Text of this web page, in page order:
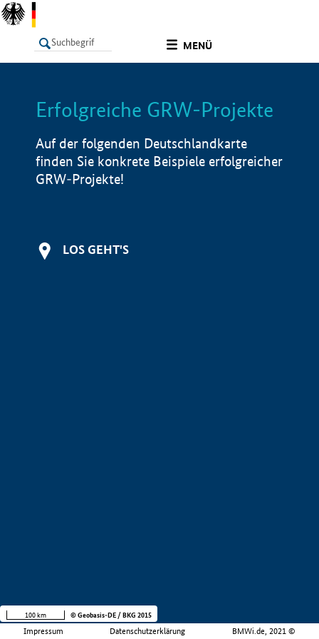
MENÜ
LISTE Info
Erfolgreiche GRW-Projekte
Auf der folgenden Deutschlandkarte
finden Sie konkrete Beispiele erfolgreicher
GRW-Projekte!
LOS GEHT'S
Impressum Datenschutzerklärung BMWi.de, 2021 ©
100 km © Geobasis-DE / BKG 2015